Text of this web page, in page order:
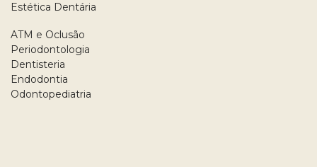
Estética Dentária
ATM e Oclusão
Periodontologia
Dentisteria
Endodontia
Odontopediatria